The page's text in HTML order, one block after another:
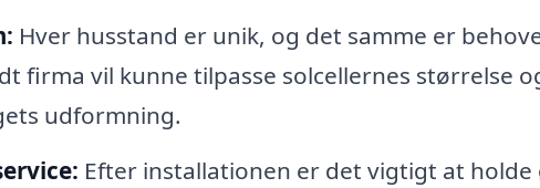
Hver husstand er unik, og det samme er
firma vil kunne tilpasse solcellernes størrelse
udformning.
Efter installationen er det vigtigt at holde